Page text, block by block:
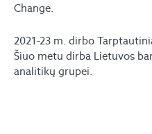
Change.
2021-23 m. dirbo
Šiuo metu dirba Lietuvos
analitikų grupei.